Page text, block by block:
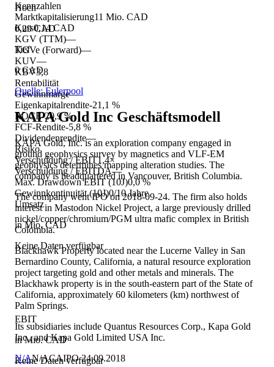
Kennzahlen
Marktkapitalisierung11 Mio. CAD
Kurs0,14 CAD
KGV (TTM)—
KGVe (Forward)—
KUV—
KBV3,8
Rentabilität
Gewinnmarge—
Eigenkapitalrendite-21,1 %
ROCE-20,9 %
FCF-Rendite-5,8 %
Dividendenrendite—
Risiko
Verschuldung / EBIT1,4×
Verschuldung / EBITDA—
Max. Drawdown EBIT (10J)0,0 %
Gewinnkontinuität (10J)0/10 Jahre
Umsatz
in Mio. CAD
Keine Daten verfügbar
EBIT
in Mio. CAD
Keine Daten verfügbar
Hoch
0,29 CAD
Tief
0 CAD
Quelle: Eulerpool
KAPA Gold Inc Geschäftsmodell
KAPA Gold, Inc. is an exploration company engaged in
ground geophysics survey by magnetics and VLF-EM
geophysics determines mapping alteration studies. The
company is headquartered in Vancouver, British Columbia.
The company went IPO on 2018-09-24. The firm also holds
interest in Mastodon Nickel Project, a large previously drilled
nickel/copper/chromium/PGM ultra mafic complex in British
Colombia.
Blackhawk Property located near the Lucerne Valley in San
Bernardino County, California, a natural resource exploration
project targeting gold and other metals and minerals. The
Blackhawk property is in the south-eastern part of the State of
California, approximately 60 kilometers (km) northwest of
Palm Springs.
Its subsidiaries include Quantus Resources Corp., Kapa Gold
Inc., and Kapa Gold Limited USA Inc.
N/AN/ACAIPO24.09.2018